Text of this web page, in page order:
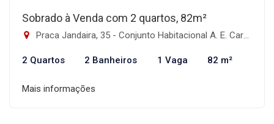
Sobrado à Venda com 2 quartos, 82m²
Praca Jandaira, 35 - Conjunto Habitacional A. E. Carvalho, São Paulo-SP
2 Quartos 2 Banheiros 1 Vaga 82 m²
Mais informações